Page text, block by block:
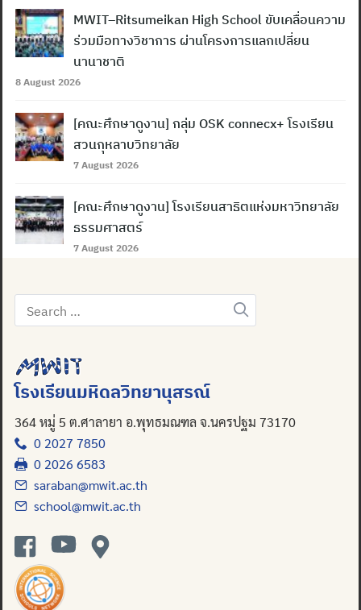
Search
for:
MWIT–Ritsumeikan High School ขับเคลื่อนความ
ร่วมมือทางวิชาการ ผ่านโครงการแลกเปลี่ยน
นานาชาติ
8 August 2026
[คณะศึกษาดูงาน] กลุ่ม OSK connecx+ โรงเรียน
สวนกุหลาบวิทยาลัย
7 August 2026
[คณะศึกษาดูงาน] โรงเรียนสาธิตแห่งมหาวิทยาลัย
ธรรมศาสตร์
7 August 2026
Search
for:
โรงเรียนมหิดลวิทยานุสรณ์
364 หมู่ 5 ต.ศาลายา อ.พุทธมณฑล จ.นครปฐม 73170
0 2027 7850
0 2026 6583
saraban@mwit.ac.th
school@mwit.ac.th